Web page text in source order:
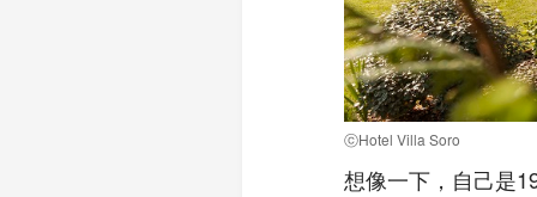
ⓒHotel Villa Soro
想像一下，自己是